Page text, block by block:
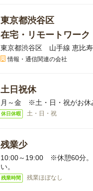
東京都渋谷区
在宅・リモートワーク
東京都渋谷区 山手線 恵比
情報・通信関連の会社
土日祝休
月～金 ※土・日・祝がお休
休日休暇 土・日・祝
残業少
10:00～19:00 ※休憩60分。
い。
残業時間 残業ほぼなし